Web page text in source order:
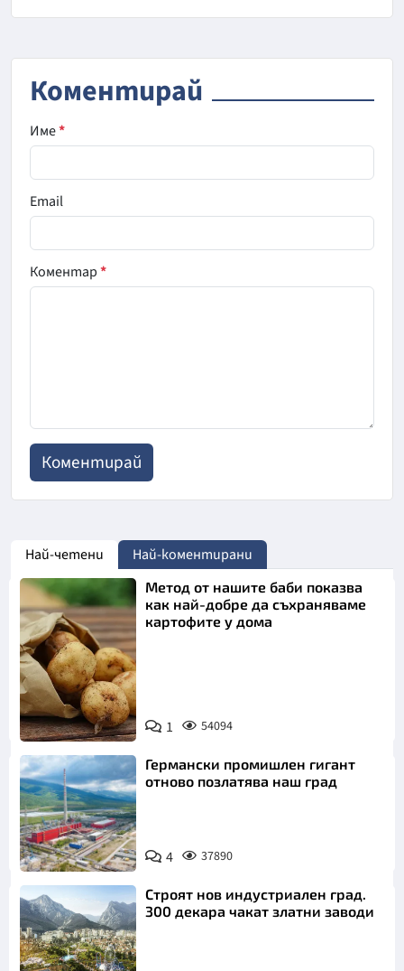
Коментирай
Име*
Email
Коментар*
Най-четени Най-коментирани
Снимка:
Пиксабей
Метод от нашите баби показва
как най-добре да съхраняваме
картофите у дома
1 54094
Германски промишлен гигант
отново позлатява наш град
4 37890
Строят нов индустриален град.
300 декара чакат златни заводи